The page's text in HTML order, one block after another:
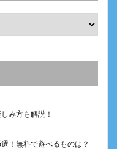
み方も解説！
！無料で遊べるものは？